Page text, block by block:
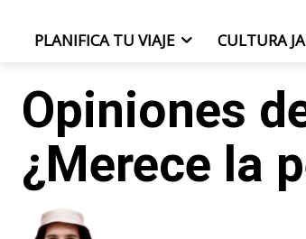
PLANIFICA TU VIAJE CULTURA
Opiniones
¿Merece la